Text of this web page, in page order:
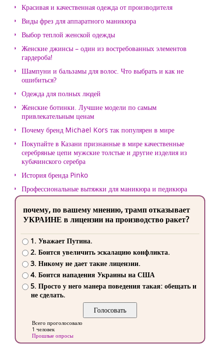
Красивая и качественная одежда от производителя
Виды фрез для аппаратного маникюра
Выбор теплой женской одежды
Женские джинсы – один из востребованных элементов
гардероба!
Шампуни и бальзамы для волос. Что выбрать и как не
ошибиться?
Одежда для полных людей
Женские ботинки. Лучшие модели по самым
привлекательным ценам
Почему бренд Michael Kors так популярен в мире
Покупайте в Казани признанные в мире качественные
серебряные цепи мужские толстые и другие изделия из
кубачинского серебра
История бренда Pinko
Профессиональные вытяжки для маникюра и педикюра
почему, по вашему мнению, трамп отказывает
УКРАИНЕ в лицензии на производство ракет?
1. Уважает Путина.
2. Боится увеличить эскалацию конфликта.
3. Никому не дает такие лицензии.
4. Боится нападения Украины на США
5. Просто у него манера поведения такая: обещать и
не сделать.
Всего проголосовало
1 человек
Прошлые опросы